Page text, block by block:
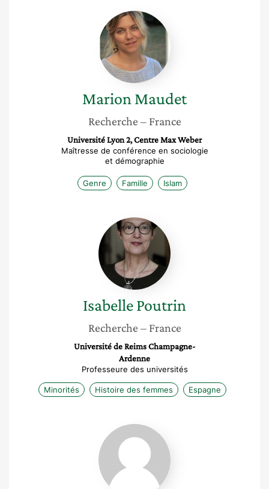
Marion
Maudet
Marion Maudet
Recherche – France
Université Lyon 2, Centre Max Weber
Maîtresse de conférence en sociologie
et démographie
Genre Famille Islam
Isabelle
Poutrin
IsabellePoutrin
Recherche – France
Université de Reims Champagne-
Ardenne
Professeure des universités
Minorités Histoire des femmes Espagne
Marie
Roué